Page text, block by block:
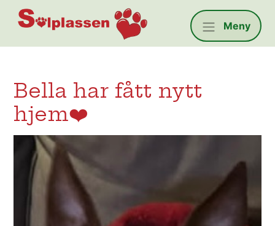
Solplassen
Meny
Bella har fått nytt
hjem❤️